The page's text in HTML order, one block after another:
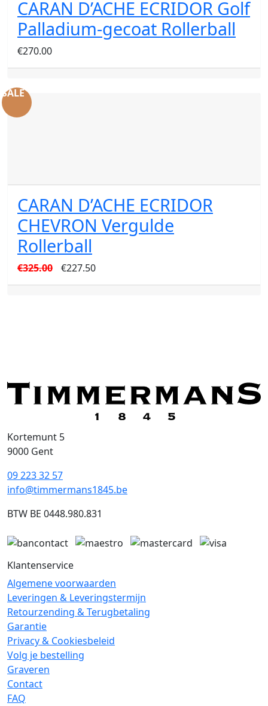
CARAN D’ACHE ECRIDOR Golf
Palladium-gecoat Rollerball
€270.00
CARAN D’ACHE ECRIDOR
CHEVRON Vergulde
Rollerball
SALE
€325.00
Oorspronkelijke
prijs
€227.50Huidige
prijs
Kortemunt 5
9000 Gent
09 223 32 57
info@timmermans1845.be
BTW BE 0448.980.831
Klantenservice
Algemene voorwaarden
Leveringen & Leveringstermijn
Retourzending & Terugbetaling
Garantie
Privacy & Cookiesbeleid
Volg je bestelling
Graveren
Contact
FAQ